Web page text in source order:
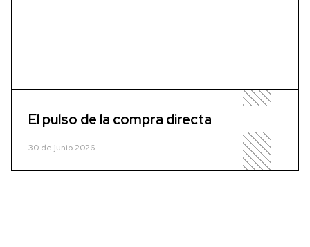
El pulso de la compra directa
30 de junio 2026